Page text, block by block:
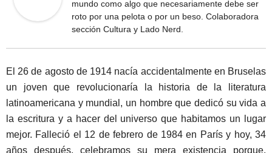
mundo como algo que necesariamente debe ser
roto por una pelota o por un beso. Colaboradora
sección Cultura y Lado Nerd.
El 26 de agosto de 1914 nacía accidentalmente en Bruselas
un joven que revolucionaría la historia de la literatura
latinoamericana y mundial, un hombre que dedicó su vida a
la escritura y a hacer del universo que habitamos un lugar
mejor. Falleció el 12 de febrero de 1984 en París y hoy, 34
años después, celebramos su mera existencia porque,